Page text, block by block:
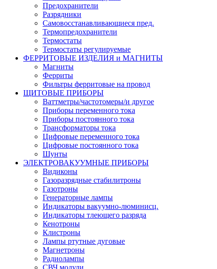
Предохранители
Разрядники
Самовосстанавливающиеся пред.
Термопредохранители
Термостаты
Термостаты регулируемые
ФЕРРИТОВЫЕ ИЗДЕЛИЯ и МАГНИТЫ
Магниты
Ферриты
Фильтры ферритовые на провод
ЩИТОВЫЕ ПРИБОРЫ
Ваттметры/частотомеры/и другое
Приборы переменного тока
Приборы постоянного тока
Трансформаторы тока
Цифровые переменного тока
Цифровые постоянного тока
Шунты
ЭЛЕКТРОВАКУУМНЫЕ ПРИБОРЫ
Видиконы
Газоразрядные стабилитроны
Газотроны
Генераторные лампы
Индикаторы вакуумно-люминисц.
Индикаторы тлеющего разряда
Кенотроны
Клистроны
Лампы ртутные дуговые
Магнетроны
Радиолампы
СВЧ модули